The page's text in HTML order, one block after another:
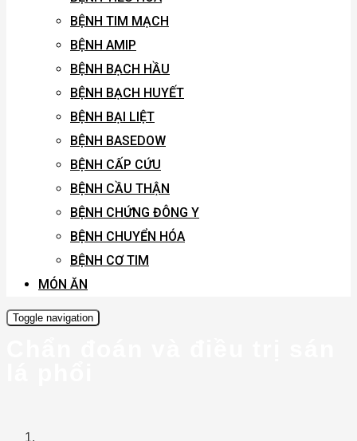
BỆNH TIM MẠCH
BỆNH AMIP
BỆNH BẠCH HẦU
BỆNH BẠCH HUYẾT
BỆNH BẠI LIỆT
BỆNH BASEDOW
BỆNH CẤP CỨU
BỆNH CẦU THẬN
BỆNH CHỨNG ĐÔNG Y
BỆNH CHUYỂN HÓA
BỆNH CƠ TIM
MÓN ĂN
Toggle navigation